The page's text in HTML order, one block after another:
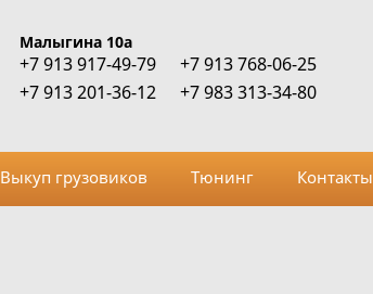
Малыгина 10а
+7 913 917-49-79
+7 913 201-36-12
+7 913 768-06-25
+7 983 313-34-80
Выкуп грузовиков Тюнинг Контакты